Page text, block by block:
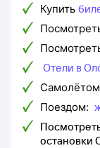
Купить
Отели в
Поездом:
остановки